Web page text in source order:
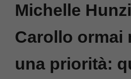
Michelle
Carollo ormai
una priorità: